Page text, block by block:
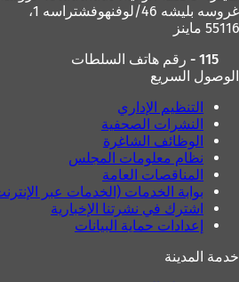
غروسه بليشه 46/لوفنهوفشتراسه 1،
55116 ماينز
115 - رقم هاتف السلطات
الوصول السريع
التنظيم الإداري
النشرات الصحفية
الوظائف الشاغرة
نظام معلومات المجلس
المناقصات العامة
بوابة الخدمات (الخدمات عبر
اشترك في نشرتنا الإخبارية
إعدادات حماية البيانات
خدمة المدينة